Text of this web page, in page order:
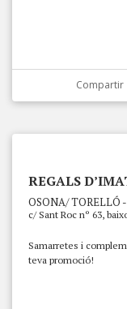
Compartir
REGALS
OSONA/ TORELLÓ
c/ Sant Roc nº 63,
Samarretes i
teva promoció!